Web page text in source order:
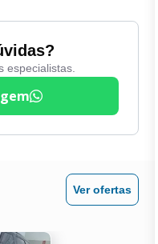
de altura
Volante Multifuncional
especialistas.
Ver ofertas